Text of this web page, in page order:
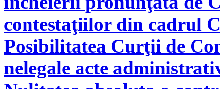
contestaţiilor din cadrul
Posibilitatea Curţii de
nelegale acte